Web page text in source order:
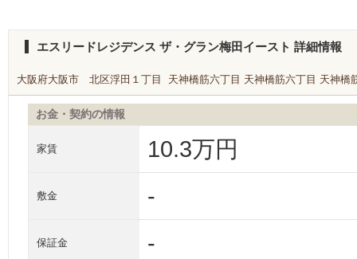
エスリードレジデンス ザ・グラン梅田イースト 詳細情報
大阪府大阪市 北区浮田１丁目 天神橋筋六丁目 天神橋筋六丁目 天神
お金・契約の情報
家賃 10.3万円
敷金 -
保証金 -